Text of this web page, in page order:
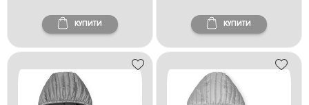
КУПИТИ КУПИТИ